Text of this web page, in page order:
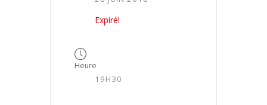
Expiré!
Heure
19H30